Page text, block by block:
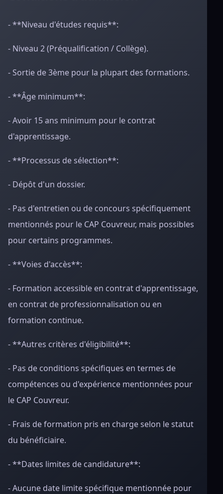
- **Niveau d'études requis**:
- Niveau 2 (Préqualification / Collège).
- Sortie de 3ème pour la plupart des formations.
- **Âge minimum**:
- Avoir 15 ans minimum pour le contrat
d'apprentissage.
- **Processus de sélection**:
- Dépôt d'un dossier.
- Pas d'entretien ou de concours spécifiquement
mentionnés pour le CAP Couvreur, mais possibles
pour certains programmes.
- **Voies d'accès**:
- Formation accessible en contrat d'apprentissage,
en contrat de professionnalisation ou en
formation continue.
- **Autres critères d'éligibilité**:
- Pas de conditions spécifiques en termes de
compétences ou d'expérience mentionnées pour
le CAP Couvreur.
- Frais de formation pris en charge selon le statut
du bénéficiaire.
- **Dates limites de candidature**:
- Aucune date limite spécifique mentionnée pour